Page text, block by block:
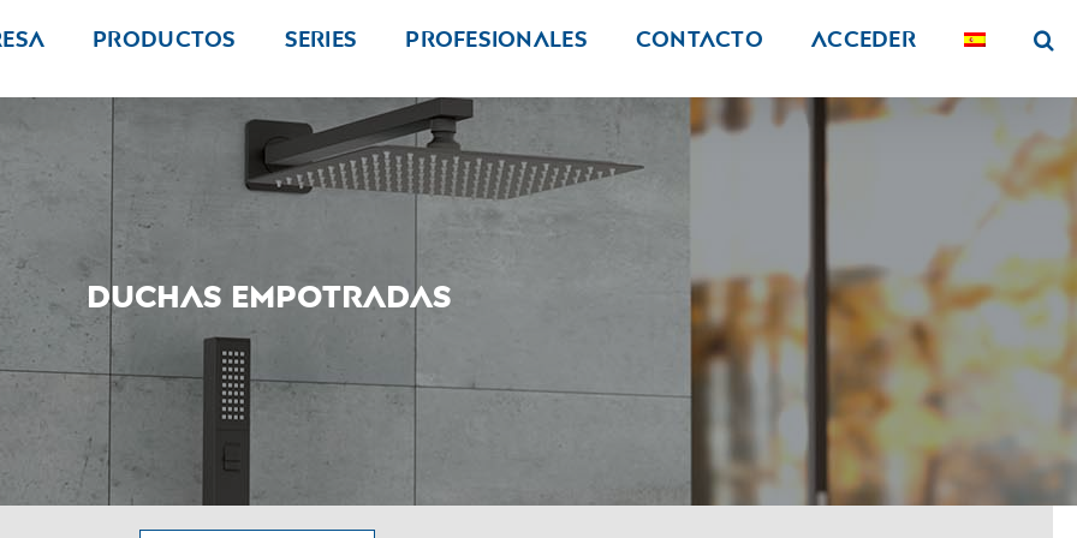
Productos Series PROFESIONALES Contacto Acceder
Duchas empotradas